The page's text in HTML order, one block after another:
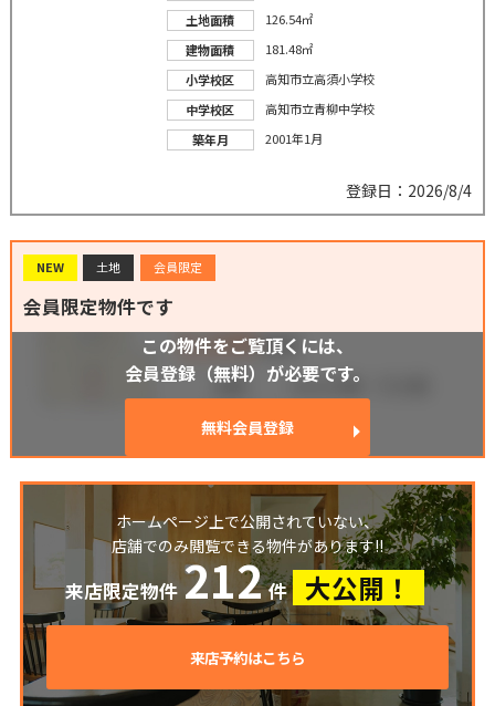
土地面積
126.54㎡
建物面積
181.48㎡
小学校区
高知市立高須小学校
中学校区
高知市立青柳中学校
築年月
2001年1月
登録日：2026/8/4
NEW 土地 会員限定
会員限定物件です
この物件をご覧頂くには、
会員登録（無料）が必要です。
無料会員登録
ホームページ上で公開されていない、
店舗でのみ閲覧できる物件があります!!
来店限定物件 212 件 大公開！
来店予約はこちら